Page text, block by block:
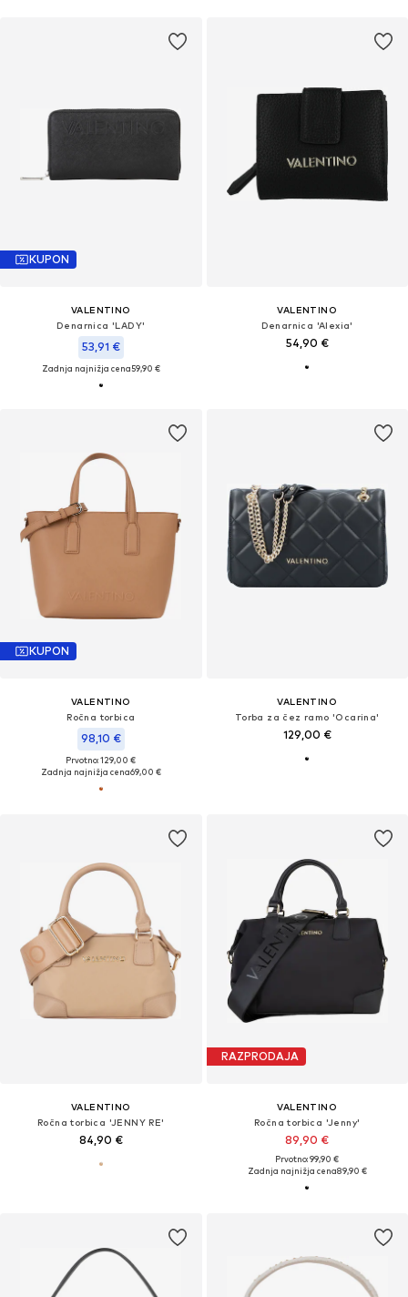
KUPON
VALENTINO
Denarnica 'LADY'
53,91 €
Zadnja najnižja cena59,90 €
VALENTINO
Denarnica 'Alexia'
54,90 €
KUPON
VALENTINO
Ročna torbica
98,10 €
Prvotno: 129,00 €
Zadnja najnižja cena69,00 €
VALENTINO
Torba za čez ramo 'Ocarina'
129,00 €
VALENTINO
Ročna torbica 'JENNY RE'
84,90 €
RAZPRODAJA
VALENTINO
Ročna torbica 'Jenny'
89,90 €
Prvotno: 99,90 €
Zadnja najnižja cena89,90 €